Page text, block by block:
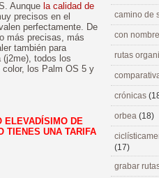
Aunque la calidad de
precisos en el
perfectamente. De
más precisas, más
también para
todos los
color, los Palm OS 5 y
ELEVADÍSIMO DE
TIENES UNA TARIFA
camino de
con
rutas
crónicas
orbea (18)
(17)
grabar